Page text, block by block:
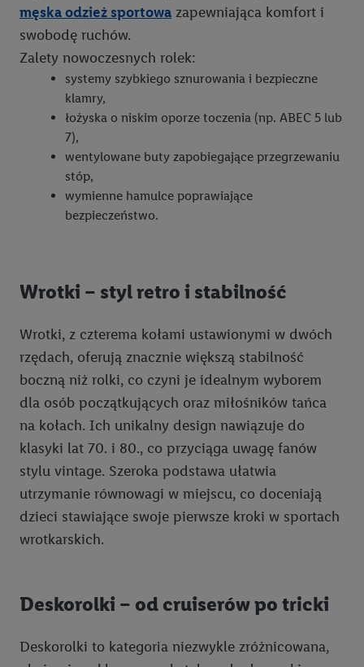
męska odzież sportowa zapewniająca komfort i
swobodę ruchów.
Zalety nowoczesnych rolek:
systemy szybkiego sznurowania i bezpieczne
klamry,
łożyska o niskim oporze toczenia (np. ABEC 5 lub
7),
wentylowane buty zapobiegające przegrzewaniu
stóp,
wymienne hamulce poprawiające
bezpieczeństwo.
Wrotki – styl retro i stabilność
Wrotki, z czterema kołami ustawionymi w dwóch
rzędach, oferują znacznie większą stabilność
boczną niż rolki, co czyni je idealnym wyborem
dla osób początkujących oraz miłośników tańca
na kołach. Ich unikalny design nawiązuje do
klasyki lat 70. i 80., co przyciąga uwagę fanów
stylu vintage. Szeroka podstawa ułatwia
utrzymanie równowagi w miejscu, co doceniają
dzieci stawiające swoje pierwsze kroki w sportach
wrotkarskich.
Deskorolki – od cruiserów po tricki
Deskorolki to kategoria niezwykle zróżnicowana,